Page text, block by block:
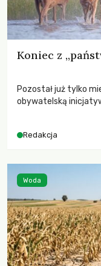
Koniec z
Pozostał już tylko
obywatelską
niezwykle korzystne
funkcjonowania
Redakcja
Woda